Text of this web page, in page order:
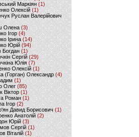
Маркіян(1)
Олексій (1)
Руслан Валерійович
Олена (3)
Ігор (4)
Ірина (14)
Юрій (94)
Богдан (1)
Сергій (29)
Юлія(7)
Олексій(1)
(Горган) Олександр(4)
(1)
Олег (85)
Віктор(1)
Роман(1)
Ігор (2)
Давид Борисович(1)
Анатолій (2)
Юрій(3)
Сергій (1)
Віталій (1)